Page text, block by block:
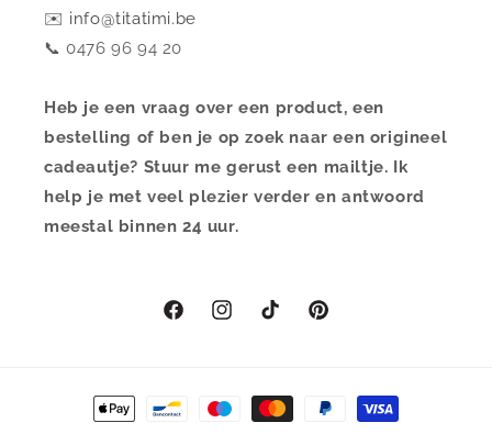
✉️ info@titatimi.be
📞 0476 96 94 20
Heb je een vraag over een product, een
bestelling of ben je op zoek naar een origineel
cadeautje? Stuur me gerust een mailtje. Ik
help je met veel plezier verder en antwoord
meestal binnen 24 uur.
FacebookInstagramTikTok Pinterest
Betaalmethoden